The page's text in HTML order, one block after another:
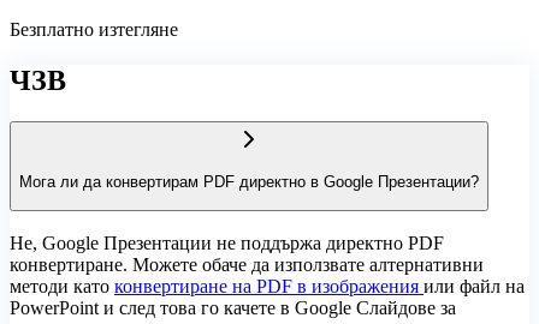
Безплатно изтегляне
ЧЗВ
Мога ли да конвертирам PDF директно в Google Презентации?
Не, Google Презентации не поддържа директно PDF
конвертиране. Можете обаче да използвате алтернативни
методи като конвертиране на PDF в изображения или файл на
PowerPoint и след това го качете в Google Слайдове за